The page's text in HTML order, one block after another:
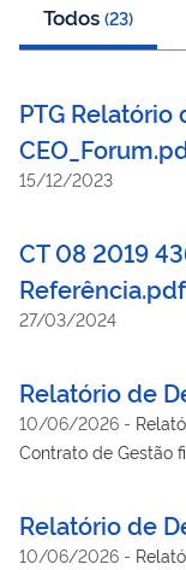
Todos (23)
PTG
15/12/2023
CT 08 2019
Referência.pdf
27/03/2024
Relatório de
10/06/2026 -
Contrato de Gestão
Relatório de
10/06/2026 -